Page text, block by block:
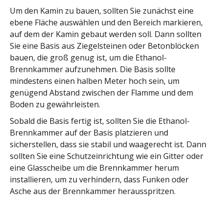
Um den Kamin zu bauen, sollten Sie zunächst eine
ebene Fläche auswählen und den Bereich markieren,
auf dem der Kamin gebaut werden soll. Dann sollten
Sie eine Basis aus Ziegelsteinen oder Betonblöcken
bauen, die groß genug ist, um die Ethanol-
Brennkammer aufzunehmen. Die Basis sollte
mindestens einen halben Meter hoch sein, um
genügend Abstand zwischen der Flamme und dem
Boden zu gewährleisten.
Sobald die Basis fertig ist, sollten Sie die Ethanol-
Brennkammer auf der Basis platzieren und
sicherstellen, dass sie stabil und waagerecht ist. Dann
sollten Sie eine Schutzeinrichtung wie ein Gitter oder
eine Glasscheibe um die Brennkammer herum
installieren, um zu verhindern, dass Funken oder
Asche aus der Brennkammer herausspritzen.